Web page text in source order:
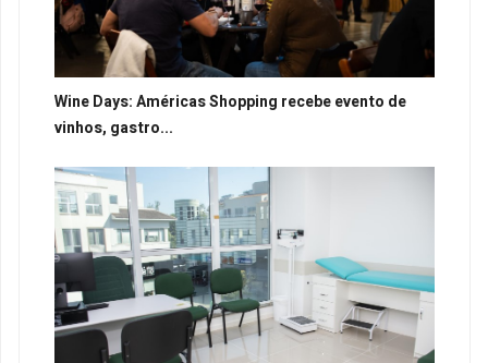
Wine Days: Américas Shopping recebe evento de
vinhos, gastro...